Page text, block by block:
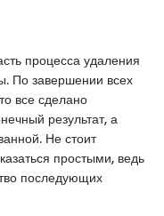
процесса удаления
По завершении всех
все сделано
результат, а
Не стоит
простыми, ведь
последующих